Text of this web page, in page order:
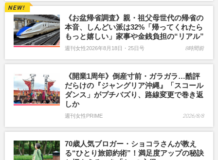
《お盆帰省調査》親・祖父母世代の帰省の
本音、しんどい派は32%「帰ってくれたら
もっと嬉しい」家事や金銭負担の“リアル”
週刊女性2026年8月18日・25日号 8時間前
《開業1周年》倒産寸前・ガラガラ…酷評
だらけの『ジャングリア沖縄』「スコール
ダンス」がプチバズり、路線変更で巻き返
しか
週刊女性PRIME 2026/8/8
70歳人気ブロガー・ショコラさんが教え
る“ひとり旅節約術”！満足度アップの秘訣